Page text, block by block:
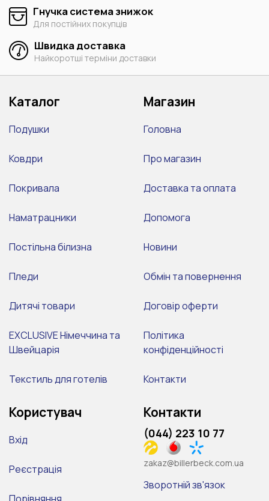
Гнучка система знижок
Для постійних покупців
Швидка доставка
Найкоротші терміни доставки
Каталог
Подушки
Ковдри
Покривала
Наматрацники
Постільна білизна
Пледи
Дитячі товари
EXCLUSIVE Німеччина та
Швейцарія
Текстиль для готелів
Магазин
Головна
Про магазин
Доставка та оплата
Допомога
Новини
Обмін та повернення
Договір оферти
Політика
конфіденційності
Контакти
Користувач
Вхід
Реєстрація
Контакти
(044) 223 10 77
zakaz@billerbeck.com.ua
Зворотній зв'язок